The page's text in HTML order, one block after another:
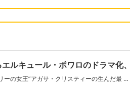
ルキュール・ポワロのドラマ化
ーの女王”アガサ・クリスティーの生んだ最 …